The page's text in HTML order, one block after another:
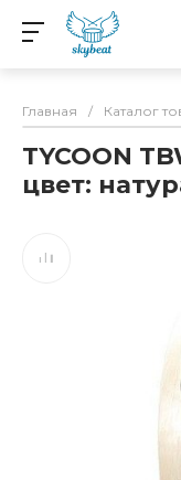
Главная / Каталог
TYCOON
цвет: